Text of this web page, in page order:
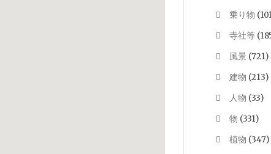
乗り物
寺社等
風景 (721)
建物 (213)
人物 (33)
物 (331)
植物 (347)